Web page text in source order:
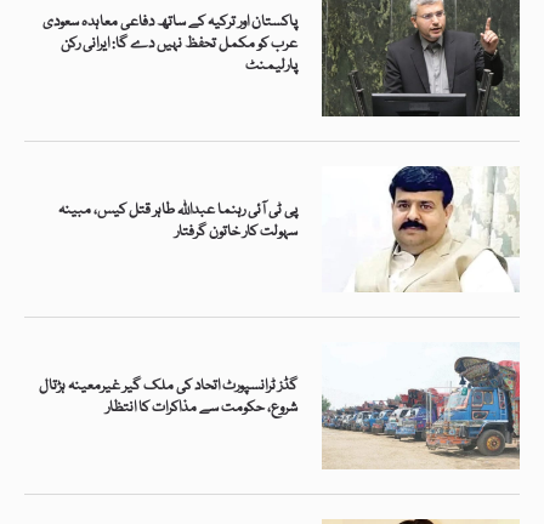
پاکستان اور ترکیہ کے ساتھ دفاعی معاہدہ سعودی
عرب کو مکمل تحفظ نہیں دے گا: ایرانی رکن
پارلیمنٹ
پی ٹی آئی رہنما عبداللہ طاہر قتل کیس، مبینہ
سہولت کار خاتون گرفتار
گڈز ٹرانسپورٹ اتحاد کی ملک گیر غیرمعینہ ہڑتال
شروع، حکومت سے مذاکرات کا انتظار